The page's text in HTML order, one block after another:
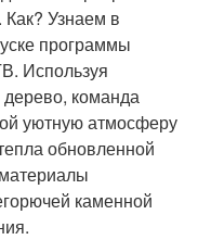
Узнаем в
программы
Используя
команда
уютную атмосферу
обновленной
каменной